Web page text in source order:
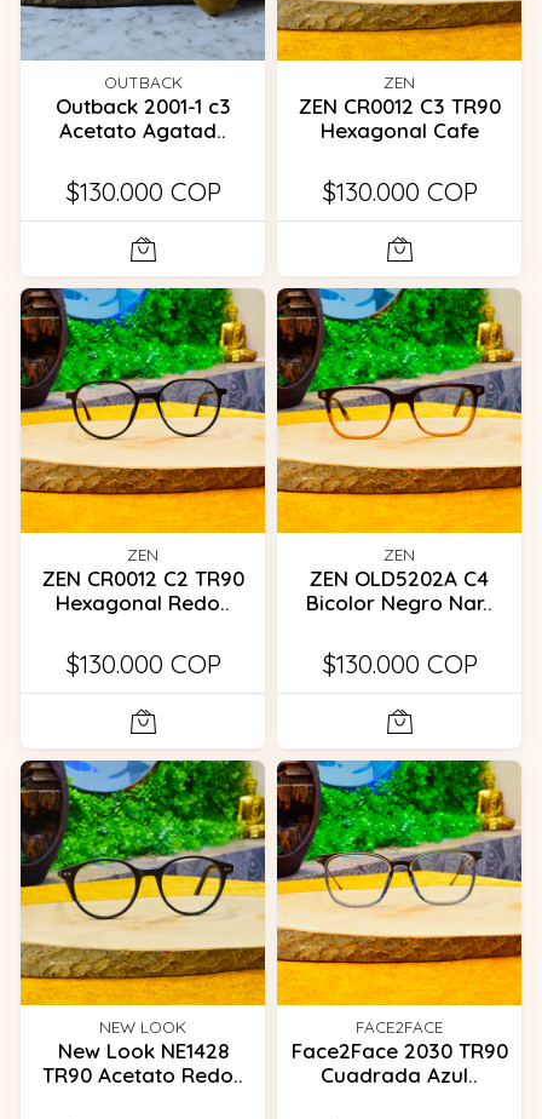
OUTBACK
Outback 2001-1 c3
Acetato Agatad..
$130.000 COP
ZEN
ZEN CR0012 C3 TR90
Hexagonal Cafe
$130.000 COP
ZEN
ZEN CR0012 C2 TR90
Hexagonal Redo..
$130.000 COP
ZEN
ZEN OLD5202A C4
Bicolor Negro Nar..
$130.000 COP
NEW LOOK
New Look NE1428
TR90 Acetato Redo..
FACE2FACE
Face2Face 2030 TR90
Cuadrada Azul..